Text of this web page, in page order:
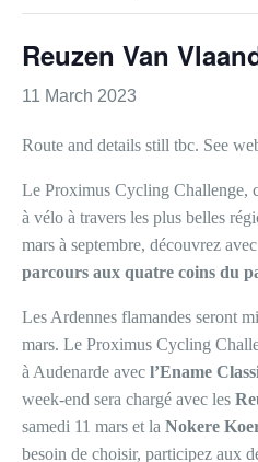
Reuzen Van
11 March 2023
Route and details still tbc. See
Le Proximus Cycling Challenge,
à vélo à travers les plus belles
mars à septembre, découvrez
parcours aux quatre coins du
Les Ardennes flamandes seront
mars. Le Proximus Cycling
à Audenarde avec l’Ename
week-end sera chargé avec les
samedi 11 mars et la Nokere
besoin de choisir, participez aux